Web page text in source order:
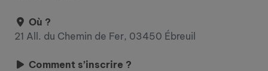
Où ?
21 All. du Chemin de Fer, 03450 Ébreuil
Comment s’inscrire ?